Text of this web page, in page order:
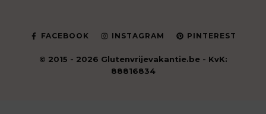
FACEBOOK INSTAGRAM PINTEREST
© 2015 - 2026 Glutenvrijevakantie.be - KvK:
88816834